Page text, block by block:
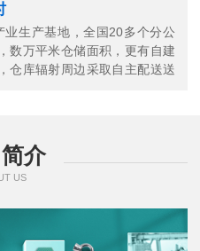
业生产基地，全国20多个分公
数万平米仓储面积，更有自建
仓库辐射周边采取自主配送送
介
US